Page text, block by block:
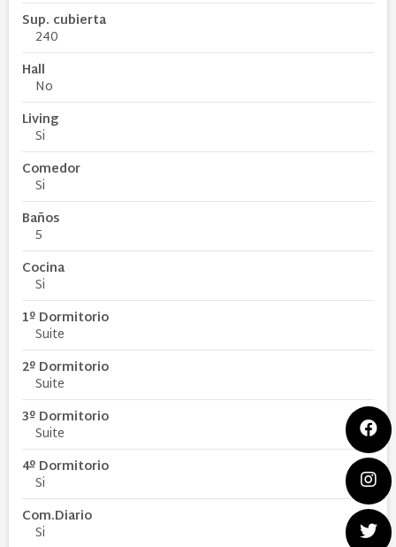
Sup. cubierta
240
Hall
No
Living
Si
Comedor
Si
Baños
5
Cocina
Si
1º Dormitorio
Suite
2º Dormitorio
Suite
3º Dormitorio
Suite
4º Dormitorio
Si
Com.Diario
Si